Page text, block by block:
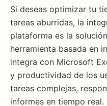
Si deseas optimizar tu
tareas aburridas, la
plataforma es la
herramienta basada en
integra con Microsoft
y productividad de los
tareas complejas,
informes en tiempo